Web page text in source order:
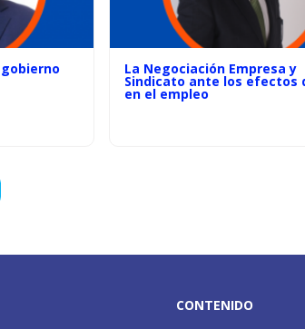
La Negociación Empresa y
Sindicato ante los efectos
en el empleo
CONTENIDO